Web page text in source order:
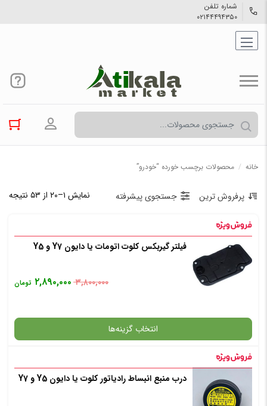
شماره تلفن
۰۲۱۴۴۴۹۴۳۵۰
ورود به
خانه / محصولات برچسب خورده “خودرو”
نمایش ۱–۲۰ از ۵۳ نتیجه پرفروش ترین جستجوی پیشرفته
فیلتر گیربکس کلوت اتومات یا دایون Y7 و Y5
۳,۸۰۰,۰۰۰ ۲,۸۹۰,۰۰۰ تومان
انتخاب گزینه‌ها
گارانتی درب منبع انبساط رادیاتور کلوت یا دایون Y5 و Y7